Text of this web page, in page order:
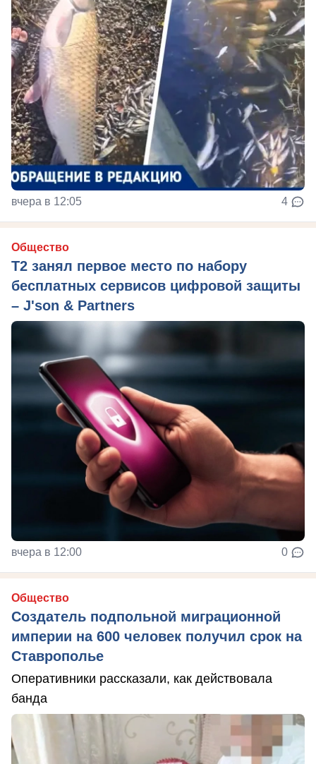
вчера в 12:05 4
Общество
Т2 занял первое место по набору
бесплатных сервисов цифровой защиты
– J'son & Partners
вчера в 12:00 0
Общество
Создатель подпольной миграционной
империи на 600 человек получил срок на
Ставрополье
Оперативники рассказали, как действовала
банда